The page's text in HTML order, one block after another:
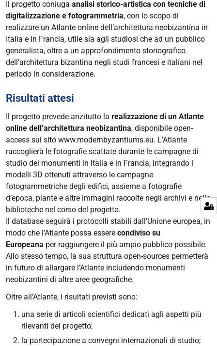
Il progetto coniuga analisi storico-artistica con tecniche di
digitalizzazione e fotogrammetria, con lo scopo di
realizzare un Atlante online dell’architettura neobizantina in
Italia e in Francia, utile sia agli studiosi che ad un pubblico
generalista, oltre a un approfondimento storiografico
dell’architettura bizantina negli studi francesi e italiani nel
periodo in considerazione.
Risultati attesi
Il progetto prevede anzitutto la realizzazione di un Atlante
online dell’architettura neobizantina, disponibile open-
access sul sito www.modernbyzantiums.eu. L’Atlante
raccoglierà le fotografie scattate durante le campagne di
studio dei monumenti in Italia e in Francia, integrando i
modelli 3D ottenuti attraverso le campagne
fotogrammetriche degli edifici, assieme a fotografie
d’epoca, piante e altre immagini raccolte negli archivi e nelle
biblioteche nel corso del progetto.
Il database seguirà i protocolli stabili dall’Unione europea, in
modo che l’Atlante possa essere condiviso su
Europeana per raggiungere il più ampio pubblico possibile.
Allo stesso tempo, la sua struttura open-sources permetterà
in futuro di allargare l’Atlante includendo monumenti
neobizantini di altre aree geografiche.
Oltre all’Atlante, i risultati previsti sono:
una serie di articoli scientifici dedicati agli aspetti più
rilevanti del progetto;
la partecipazione a convegni internazionali di studio;